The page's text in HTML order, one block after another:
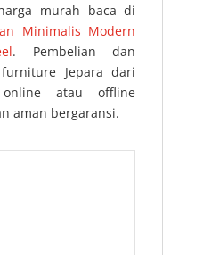
murah baca di
Minimalis Modern
. Pembelian dan
Jepara dari
atau offline
aman bergaransi.